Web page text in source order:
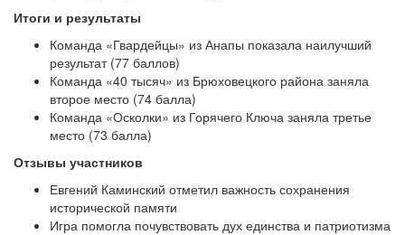
Итоги и результаты
Команда «Гвардейцы» из Анапы показала наилучший
результат (77 баллов)
Команда «40 тысяч» из Брюховецкого района заняла
второе место (74 балла)
Команда «Осколки» из Горячего Ключа заняла третье
место (73 балла)
Отзывы участников
Евгений Каминский отметил важность сохранения
исторической памяти
Игра помогла почувствовать дух единства и патриотизма